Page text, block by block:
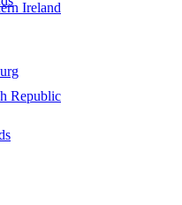
Republic
Ireland